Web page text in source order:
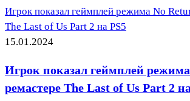
Игрок показал геймплей режима No
The Last of Us Part 2 на PS5
15.01.2024
Игрок показал геймплей
ремастере The Last of Us Part 2